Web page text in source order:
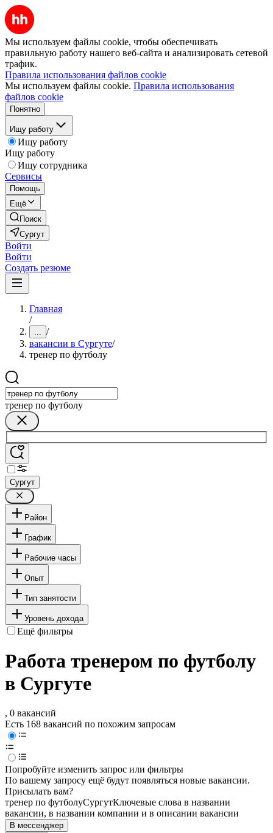
Мы используем файлы cookie, чтобы обеспечивать
правильную работу нашего веб-сайта и анализировать сетевой
трафик.
Правила использования файлов cookie
Мы используем файлы cookie. Правила использования
файлов cookie
Понятно
Ищу работу
Ищу работу
Ищу работу
Ищу сотрудника
Сервисы
Помощь
Ещё
Поиск
Сургут
Войти
Войти
Создать резюме
Главная
/
... /
вакансии в Сургуте/
тренер по футболу
тренер по футболу
Сургут
Район
График
Рабочие часы
Опыт
Тип занятости
Уровень дохода
Ещё фильтры
Работа тренером по футболу
в Сургуте
, 0 вакансий
Есть 168 вакансий по похожим запросам
Попробуйте изменить запрос или фильтры
По вашему запросу ещё будут появляться новые вакансии.
Присылать вам?
тренер по футболуСургутКлючевые слова в названии
вакансии, в названии компании и в описании вакансии
В мессенджер